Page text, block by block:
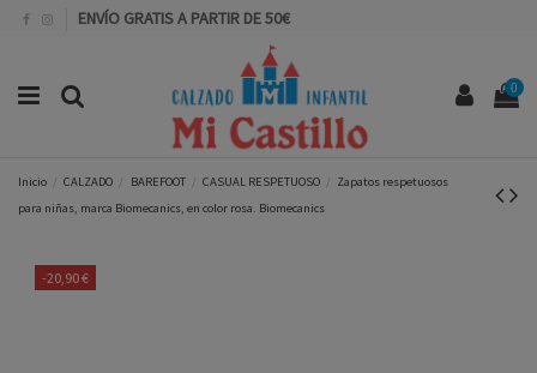
ENVÍO GRATIS A PARTIR DE 50€
0
Inicio CALZADO BAREFOOT CASUAL RESPETUOSO
Zapatos respetuosos
para niñas, marca Biomecanics, en color rosa. Biomecanics
-20,90 €